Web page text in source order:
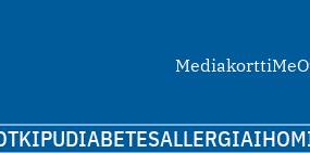
MediakorttiMe
KIPUDIABETESALLERGIAIHO